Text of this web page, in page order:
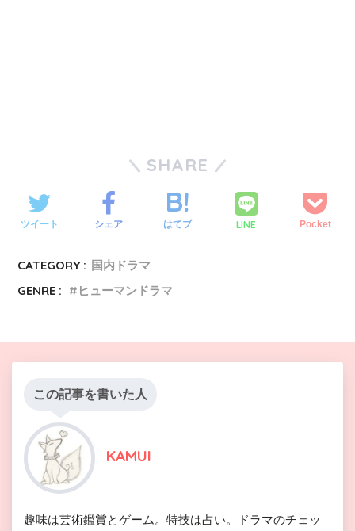
SHARE
ツイート シェア はてブ LINE Pocket
CATEGORY : 国内ドラマ
GENRE :
ヒューマンドラマ
この記事を書いた人
KAMUI
趣味は芸術鑑賞とゲーム。特技は占い。ドラマのチェッ